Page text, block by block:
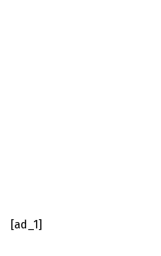
[ad_1]